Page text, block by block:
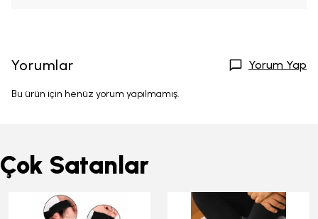
Yorumlar Yorum Yap
Bu ürün için henüz yorum yapılmamış.
Çok Satanlar